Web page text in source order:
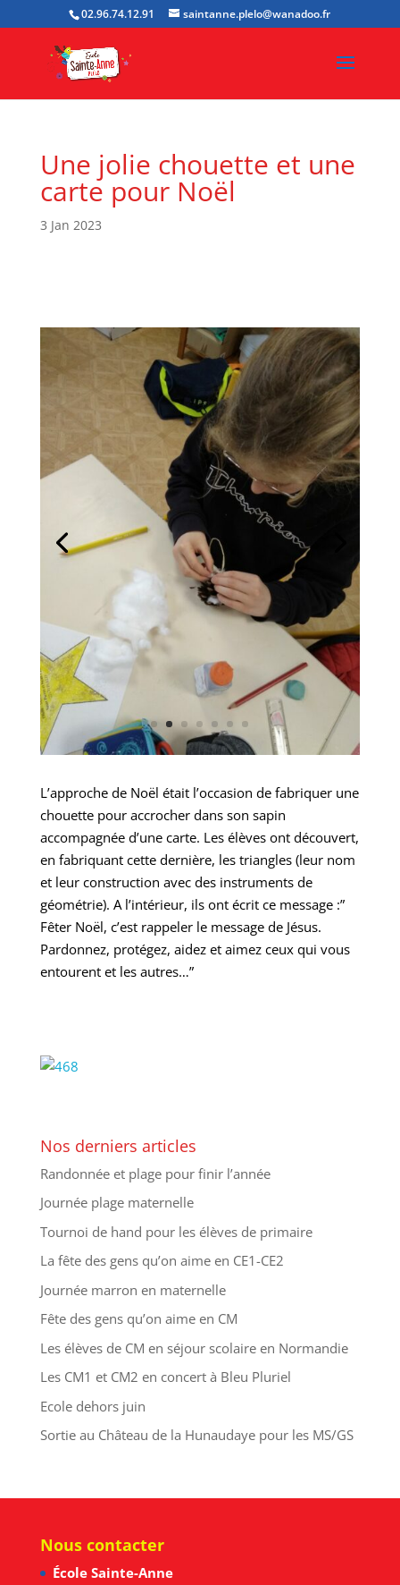
02.96.74.12.91 saintanne.plelo@wanadoo.fr
Une jolie chouette et une
carte pour Noël
3 Jan 2023
L’approche de Noël était l’occasion de fabriquer une
chouette pour accrocher dans son sapin
accompagnée d’une carte. Les élèves ont découvert,
en fabriquant cette dernière, les triangles (leur nom
et leur construction avec des instruments de
géométrie). A l’intérieur, ils ont écrit ce message :”
Fêter Noël, c’est rappeler le message de Jésus.
Pardonnez, protégez, aidez et aimez ceux qui vous
entourent et les autres…”
Nos derniers articles
Randonnée et plage pour finir l’année
Journée plage maternelle
Tournoi de hand pour les élèves de primaire
La fête des gens qu’on aime en CE1-CE2
Journée marron en maternelle
Fête des gens qu’on aime en CM
Les élèves de CM en séjour scolaire en Normandie
Les CM1 et CM2 en concert à Bleu Pluriel
Ecole dehors juin
Sortie au Château de la Hunaudaye pour les MS/GS
Nous contacter
École Sainte-Anne